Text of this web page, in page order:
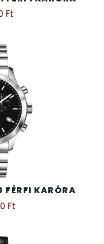
Ft
FÉRFI KARÓRA
Ft